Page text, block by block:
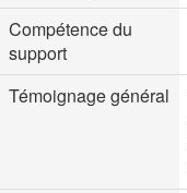
Compétence du
support
Témoignage général